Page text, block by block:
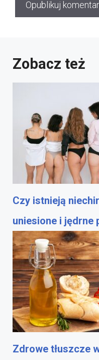
Zobacz też
Czy istnieją
uniesione i jędrne
Zdrowe tłuszcze